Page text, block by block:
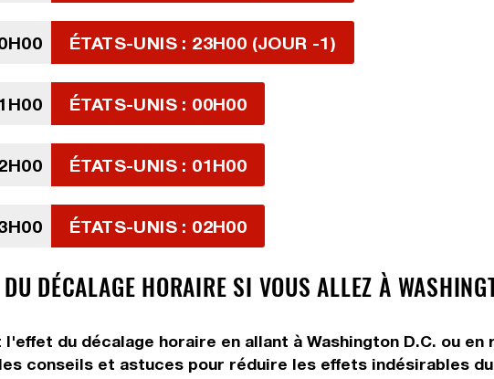
ÉTATS-UNIS : 23H00 (JOUR -1)
ÉTATS-UNIS : 00H00
ÉTATS-UNIS : 01H00
ÉTATS-UNIS : 02H00
DÉCALAGE HORAIRE SI VOUS ALLEZ À
du décalage horaire en allant à Washington D.C. ou en
conseils et astuces pour réduire les effets indésirables